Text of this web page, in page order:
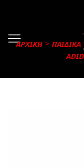
ΑΡΧΙΚΗ ΠΑΙΔΙΚΑ